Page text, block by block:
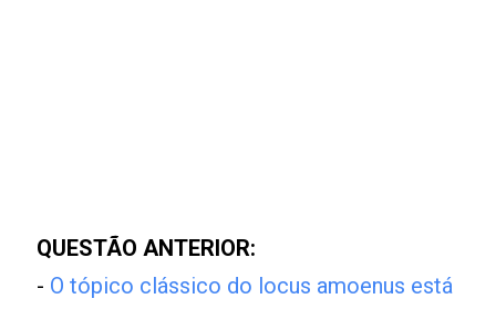
QUESTÃO ANTERIOR:
- O tópico clássico do locus amoenus está